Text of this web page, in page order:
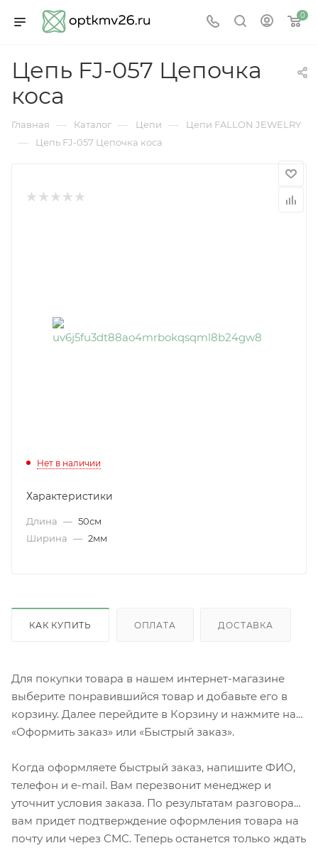
0
Цепь FJ-057 Цепочка
коса
Главная — Каталог — Цепи — Цепи FALLON JEWELRY
— Цепь FJ-057 Цепочка коса
Нет в наличии
Характеристики
Длина — 50см
Ширина — 2мм
КАК КУПИТЬ ОПЛАТА ДОСТАВКА
Для покупки товара в нашем интернет-магазине
выберите понравившийся товар и добавьте его в
корзину. Далее перейдите в Корзину и нажмите на
«Оформить заказ» или «Быстрый заказ».
Когда оформляете быстрый заказ, напишите ФИО,
телефон и e-mail. Вам перезвонит менеджер и
уточнит условия заказа. По результатам разговора
вам придет подтверждение оформления товара на
почту или через СМС. Теперь останется только ждать